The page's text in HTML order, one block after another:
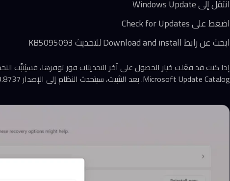
انتقل إلى Windows Update
اضغط على Check for Updates
ابحث عن رابط Download and install للتحديث KB5095093
إذا كنت قد فعّلت خيار الحصول على آخر التحديثات فور توفرها، فسيُثبَّت
Microsoft Update Catalog. بعد التثبيت، سيتحدث النظام إلى الإصدار 26100.8737 سواء كنت على 24H2 أو 25H2.